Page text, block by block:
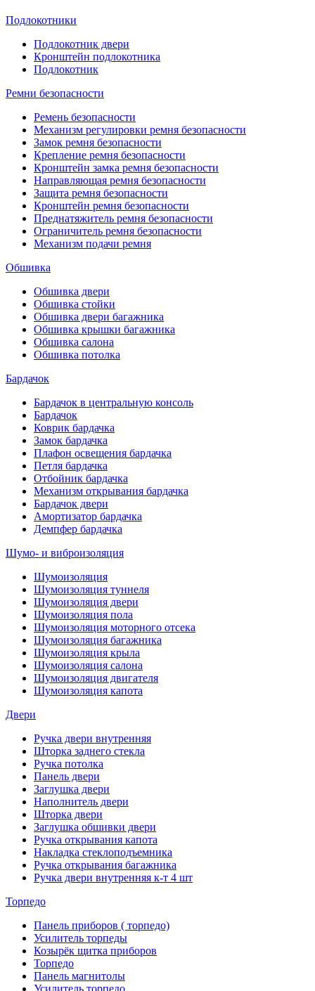
Подлокотники
Подлокотник двери
Кронштейн подлокотника
Подлокотник
Ремни безопасности
Ремень безопасности
Механизм регулировки ремня безопасности
Замок ремня безопасности
Крепление ремня безопасности
Кронштейн замка ремня безопасности
Направляющая ремня безопасности
Защита ремня безопасности
Кронштейн ремня безопасности
Преднатяжитель ремня безопасности
Ограничитель ремня безопасности
Механизм подачи ремня
Обшивка
Обшивка двери
Обшивка стойки
Обшивка двери багажника
Обшивка крышки багажника
Обшивка салона
Обшивка потолка
Бардачок
Бардачок в центральную консоль
Бардачок
Коврик бардачка
Замок бардачка
Плафон освещения бардачка
Петля бардачка
Отбойник бардачка
Механизм открывания бардачка
Бардачок двери
Амортизатор бардачка
Демпфер бардачка
Шумо- и виброизоляция
Шумоизоляция
Шумоизоляция туннеля
Шумоизоляция двери
Шумоизоляция пола
Шумоизоляция моторного отсека
Шумоизоляция багажника
Шумоизоляция крыла
Шумоизоляция салона
Шумоизоляция двигателя
Шумоизоляция капота
Двери
Ручка двери внутренняя
Шторка заднего стекла
Ручка потолка
Панель двери
Заглушка двери
Наполнитель двери
Шторка двери
Заглушка обшивки двери
Ручка открывания капота
Накладка стеклоподъемника
Ручка открывания багажника
Ручка двери внутренняя к-т 4 шт
Торпедо
Панель приборов ( торпедо)
Усилитель торпеды
Козырёк щитка приборов
Торпедо
Панель магнитолы
Усилитель торпедо